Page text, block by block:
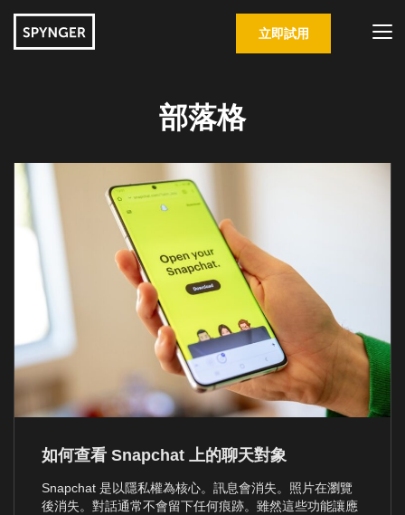
立即試用
部落格
如何查看 Snapchat 上的聊天對象
Snapchat 是以隱私權為核心。訊息會消失。照片在瀏覽
後消失。對話通常不會留下任何痕跡。雖然這些功能讓應